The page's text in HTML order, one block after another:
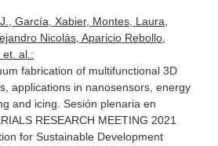
García, Xabier, Montes, Laura,
Nicolás, Aparicio Rebollo,
et. al.:
fabrication of multifunctional 3D
applications in nanosensors, energy
and icing. Sesión plenaria en
RESEARCH MEETING 2021
for Sustainable Development